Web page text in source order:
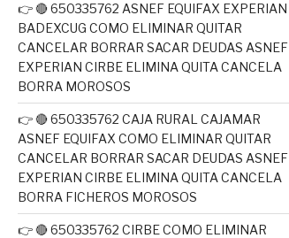
👉 🔴 650335762 ASNEF EQUIFAX EXPERIAN
BADEXCUG COMO ELIMINAR QUITAR
CANCELAR BORRAR SACAR DEUDAS ASNEF
EXPERIAN CIRBE ELIMINA QUITA CANCELA
BORRA MOROSOS
👉 🔴 650335762 CAJA RURAL CAJAMAR
ASNEF EQUIFAX COMO ELIMINAR QUITAR
CANCELAR BORRAR SACAR DEUDAS ASNEF
EXPERIAN CIRBE ELIMINA QUITA CANCELA
BORRA FICHEROS MOROSOS
👉 🔴 650335762 CIRBE COMO ELIMINAR